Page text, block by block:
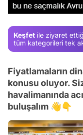
Keşfet ile ziyaret
tüm kategorileri tek
Fiyatlamaların
konusu oluyor.
havalimanında
buluşalım 👋👇